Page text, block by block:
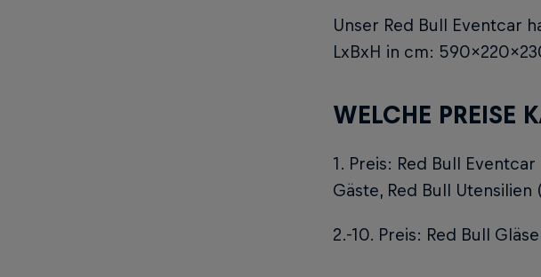
Unser Red Bull Eventcar
LxBxH in cm:
WELCHE PREISE
1. Preis: Red Bull
Gäste, Red Bull Utensilien
2.-10. Preis: Red Bull